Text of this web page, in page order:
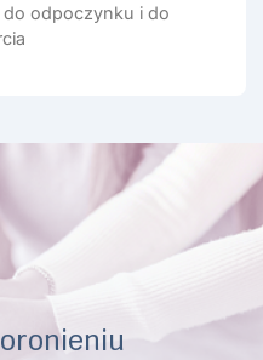
odpoczynku i do